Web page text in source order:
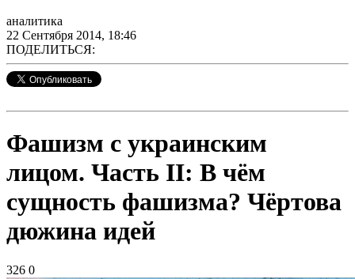
аналитика
22 Сентября 2014, 18:46
ПОДЕЛИТЬСЯ:
Фашизм с украинским
лицом. Часть II: В чём
сущность фашизма? Чёртова
дюжина идей
326 0